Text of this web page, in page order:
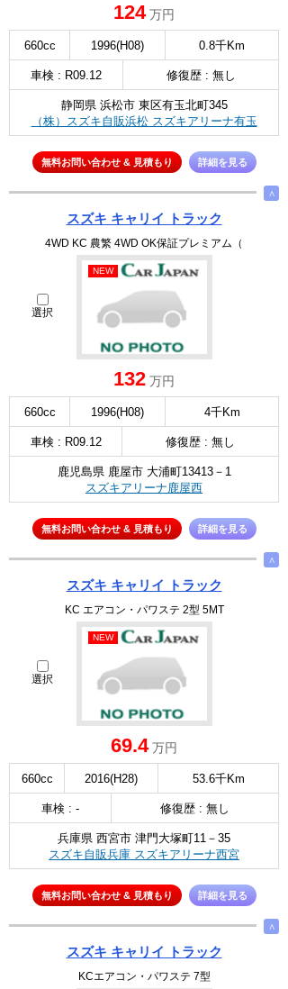
124万円
660cc 1996(H08) 0.8千Km
車検 : R09.12 修復歴 : 無し
静岡県 浜松市 東区有玉北町345
（株）スズキ自販浜松 スズキアリーナ有玉
無料お問い合わせ & 見積もり 詳細を見る
∧
スズキ キャリイ トラック
4WD KC 農繁 4WD OK保証プレミアム（
選択
NEW
132 万円
660cc 1996(H08) 4千Km
車検 : R09.12 修復歴 : 無し
鹿児島県 鹿屋市 大浦町13413－1
スズキアリーナ鹿屋西
無料お問い合わせ & 見積もり 詳細を見る
∧
スズキ キャリイ トラック
KC エアコン・パワステ 2型 5MT
選択
NEW
69.4万円
660cc 2016(H28) 53.6千Km
車検 : - 修復歴 : 無し
兵庫県 西宮市 津門大塚町11－35
スズキ自販兵庫 スズキアリーナ西宮
無料お問い合わせ & 見積もり 詳細を見る
∧
スズキ キャリイ トラック
KCエアコン・パワステ 7型